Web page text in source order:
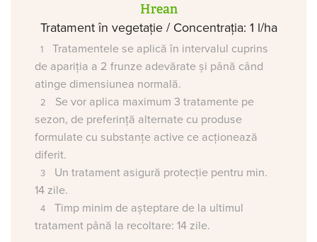
Hrean
Tratament în vegetație / Concentrația: 1 l/ha
Tratamentele se aplică în intervalul cuprins
de apariția a 2 frunze adevărate și până când
atinge dimensiunea normală.
Se vor aplica maximum 3 tratamente pe
sezon, de preferință alternate cu produse
formulate cu substanțe active ce acționează
diferit.
Un tratament asigură protecție pentru min.
14 zile.
Timp minim de așteptare de la ultimul
tratament până la recoltare: 14 zile.